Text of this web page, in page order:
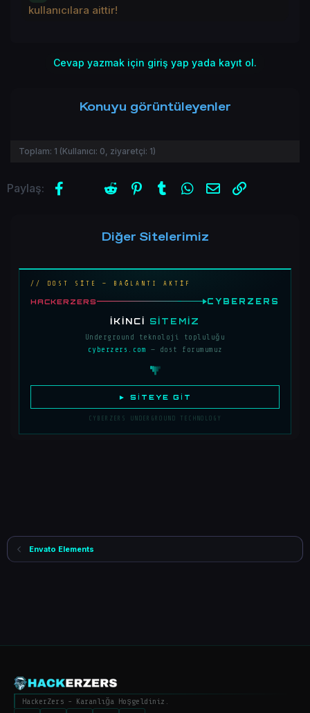
kullanıcılara aittir!
Cevap yazmak için giriş yap yada kayıt ol.
Konuyu görüntüleyenler
Toplam: 1 (Kullanıcı: 0, ziyaretçi: 1)
Paylaş: FacebookX (Twitter)
Reddit PinterestTumblr WhatsApp
E-posta
Diğer Sitelerimiz
// DOST SİTE — BAĞLANTI AKTİF
HACKERZERS CYBERZERS
İKINCI SITEMIZ
Underground teknoloji topluluğu
cyberzers.com — dost forumumuz
► SITEYE GIT
CYBERZERS UNDERGROUND TECHNOLOGY
Envato Elements
HackerZers - Karanlığa Hoşgeldiniz.